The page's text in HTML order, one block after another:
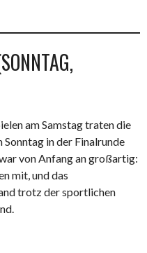
am Samstag traten die
in der Finalrunde
von Anfang an großartig:
mit, und das
trotz der sportlichen